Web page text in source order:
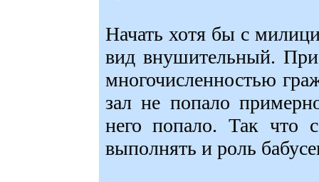
Начать хотя бы с
вид внушительный.
многочисленностью
зал не попало
него попало. Так что
выполнять и роль